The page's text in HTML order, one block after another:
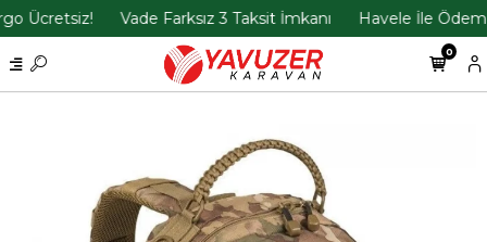
Ücretsiz! Vade Farksız 3 Taksit İmkanı Havele İle
0